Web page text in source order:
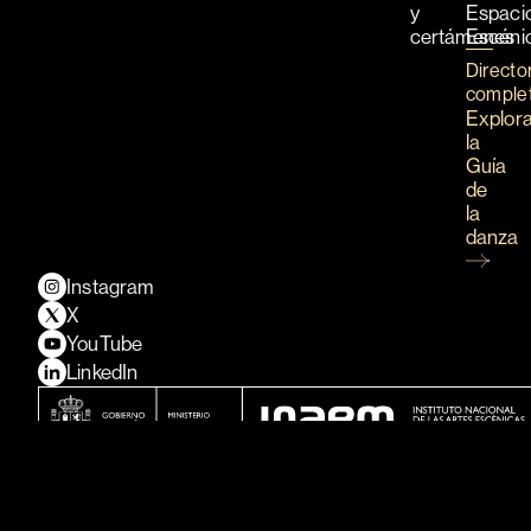
y
certámenes
la
Guía
de
la
danza
Instagram
X
YouTube
LinkedIn